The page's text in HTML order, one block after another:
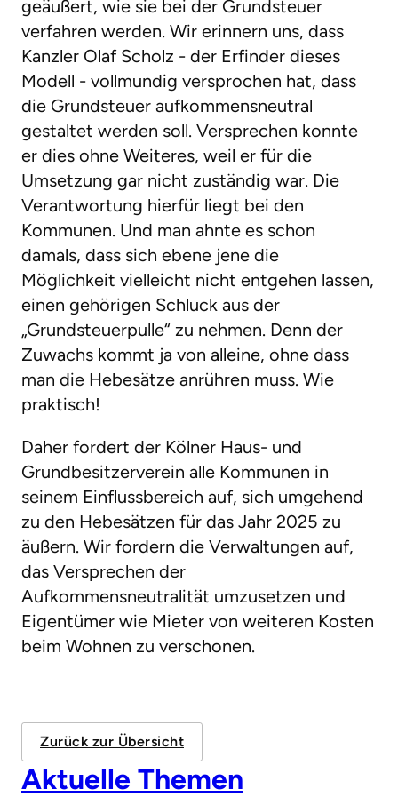
geäußert, wie sie bei der Grundsteuer
verfahren werden. Wir erinnern uns, dass
Kanzler Olaf Scholz - der Erfinder dieses
Modell - vollmundig versprochen hat, dass
die Grundsteuer aufkommensneutral
gestaltet werden soll. Versprechen konnte
er dies ohne Weiteres, weil er für die
Umsetzung gar nicht zuständig war. Die
Verantwortung hierfür liegt bei den
Kommunen. Und man ahnte es schon
damals, dass sich ebene jene die
Möglichkeit vielleicht nicht entgehen lassen,
einen gehörigen Schluck aus der
„Grundsteuerpulle“ zu nehmen. Denn der
Zuwachs kommt ja von alleine, ohne dass
man die Hebesätze anrühren muss. Wie
praktisch!
Daher fordert der Kölner Haus- und
Grundbesitzerverein alle Kommunen in
seinem Einflussbereich auf, sich umgehend
zu den Hebesätzen für das Jahr 2025 zu
äußern. Wir fordern die Verwaltungen auf,
das Versprechen der
Aufkommensneutralität umzusetzen und
Eigentümer wie Mieter von weiteren Kosten
beim Wohnen zu verschonen.
Zurück zur Übersicht
Aktuelle Themen